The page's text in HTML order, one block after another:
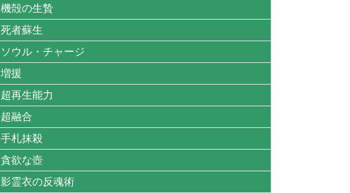
機殻の生贄
死者蘇生
ソウル・チャージ
増援
超再生能力
超融合
手札抹殺
貪欲な壺
影霊衣の反魂術